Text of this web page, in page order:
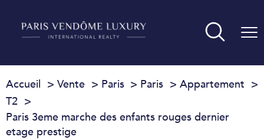
Accueil Vente Paris Paris
Appartement
T2
Paris 3eme marche des enfants rouges dernier
etage prestige